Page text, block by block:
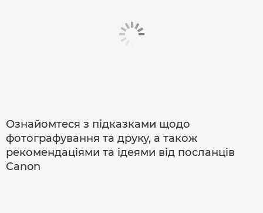
Ознайомтеся з підказками щодо
фотографування та друку, а також
рекомендаціями та ідеями від посланців
Canon